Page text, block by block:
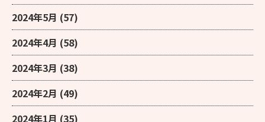
2024年5月 (57)
2024年4月 (58)
2024年3月 (38)
2024年2月 (49)
2024年1月 (35)